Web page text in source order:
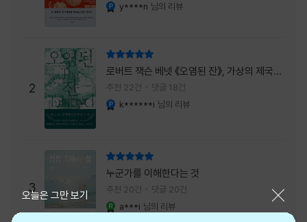
y****n 님의 리뷰
2
로버트 잭슨 베넷 《오염된 잔》, 가상의 제국이
주는 실감과 미스터리 사건의 치밀함이 이루어
내는 최상의 시너지...
추천 22건 댓글 18건
k******i 님의 리뷰
3
누군가를 이해한다는 것
추천 20건 댓글 20건
a***i 님의 리뷰
오늘은 그만 보기